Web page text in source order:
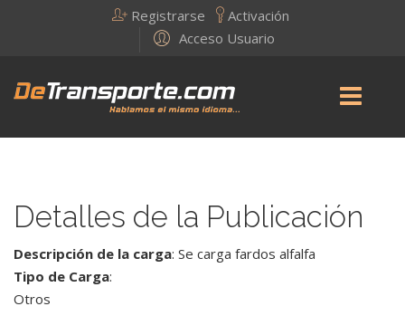
Registrarse
Activación
Acceso Usuario
Detalles de la Publicación
Descripción de la carga: Se carga fardos alfalfa
Tipo de Carga:
Otros